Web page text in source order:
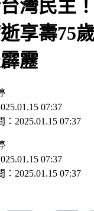
灣民主
享壽75
靂
07:37
2025.01.15 07:37
07:37
： 2025.01.15 07:37